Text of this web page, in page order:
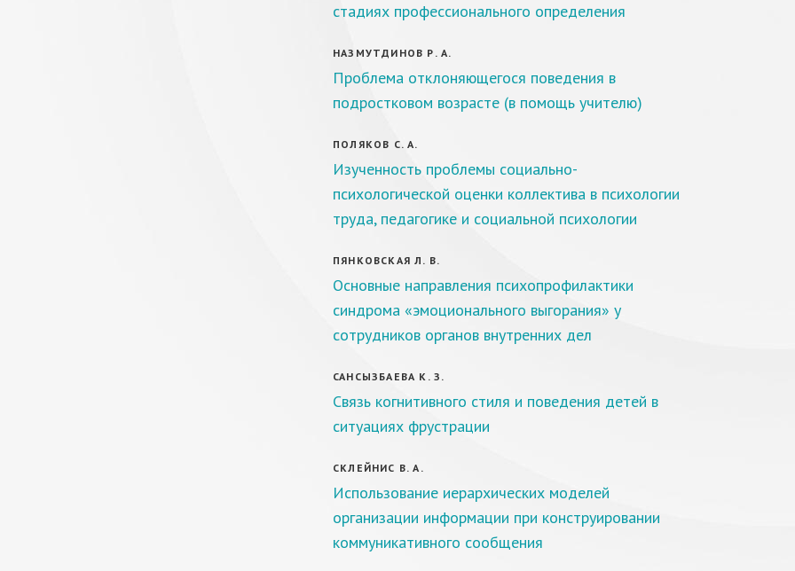
стадиях профессионального определения
НАЗМУТДИНОВ Р. А.
Проблема отклоняющегося поведения в
подростковом возрасте (в помощь учителю)
ПОЛЯКОВ С. А.
Изученность проблемы социально-
психологической оценки коллектива в психологии
труда, педагогике и социальной психологии
ПЯНКОВСКАЯ Л. В.
Основные направления психопрофилактики
синдрома «эмоционального выгорания» у
сотрудников органов внутренних дел
САНСЫЗБАЕВА К. З.
Связь когнитивного стиля и поведения детей в
ситуациях фрустрации
СКЛЕЙНИС В. А.
Использование иерархических моделей
организации информации при конструировании
коммуникативного сообщения